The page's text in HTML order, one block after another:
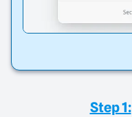
Step 1: